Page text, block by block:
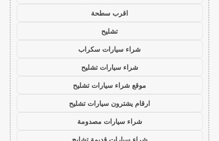
اقرب سطحة
تشليح
شراء سيارات سكراب
شراء سيارات تشليح
موقع شراء سيارات تشليح
ارقام يشترون سيارات تشليح
شراء سيارات مصدومة